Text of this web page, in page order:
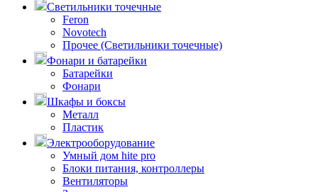
Светильники точечные
Feron
Novotech
Прочее (Светильники точечные)
Фонари и батарейки
Батарейки
Фонари
Шкафы и боксы
Металл
Пластик
Электрооборудование
Умный дом hite pro
Блоки питания, контроллеры
Вентиляторы